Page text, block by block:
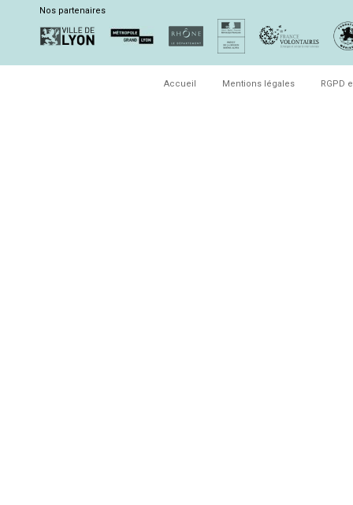
Nos partenaires
Accueil Mentions légales RGPD